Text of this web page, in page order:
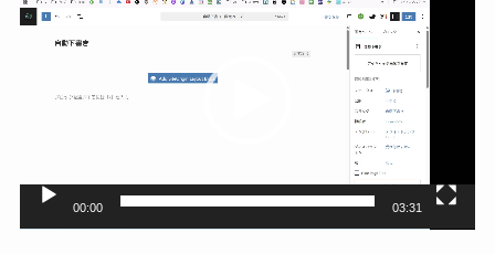
画
00:00 03:31